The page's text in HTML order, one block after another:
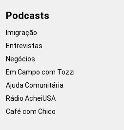
Podcasts
Imigração
Entrevistas
Negócios
Em Campo com Tozzi
Ajuda Comunitária
Rádio AcheiUSA
Café com Chico